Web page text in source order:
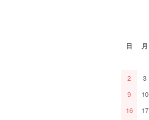
日 月
2
3
9
10
16
17